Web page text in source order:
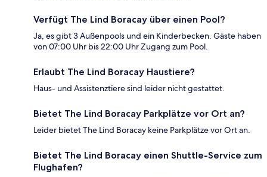
Verfügt The Lind Boracay über einen Pool?
Ja, es gibt 3 Außenpools und ein Kinderbecken. Gäste haben
von 07:00 Uhr bis 22:00 Uhr Zugang zum Pool.
Erlaubt The Lind Boracay Haustiere?
Haus- und Assistenztiere sind leider nicht gestattet.
Bietet The Lind Boracay Parkplätze vor Ort an?
Leider bietet The Lind Boracay keine Parkplätze vor Ort an.
Bietet The Lind Boracay einen Shuttle-Service zum
Flughafen?